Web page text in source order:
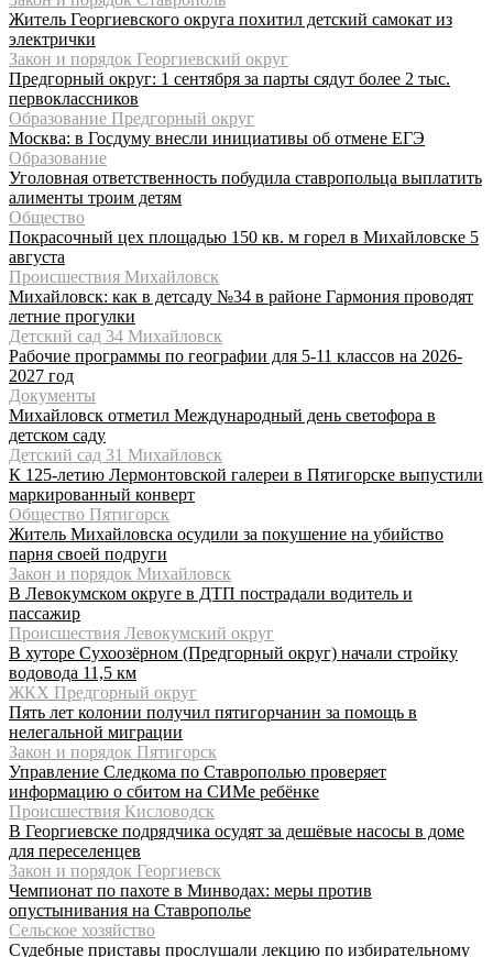
Житель Георгиевского округа похитил детский самокат из
электрички
Закон и порядок Георгиевский округ
Предгорный округ: 1 сентября за парты сядут более 2 тыс.
первоклассников
Образование Предгорный округ
Москва: в Госдуму внесли инициативы об отмене ЕГЭ
Образование
Уголовная ответственность побудила ставропольца выплатить
алименты троим детям
Общество
Покрасочный цех площадью 150 кв. м горел в Михайловске 5
августа
Происшествия Михайловск
Михайловск: как в детсаду №34 в районе Гармония проводят
летние прогулки
Детский сад 34 Михайловск
Рабочие программы по географии для 5-11 классов на 2026-
2027 год
Документы
Михайловск отметил Международный день светофора в
детском саду
Детский сад 31 Михайловск
К 125-летию Лермонтовской галереи в Пятигорске выпустили
маркированный конверт
Общество Пятигорск
Житель Михайловска осудили за покушение на убийство
парня своей подруги
Закон и порядок Михайловск
В Левокумском округе в ДТП пострадали водитель и
пассажир
Происшествия Левокумский округ
В хуторе Сухоозёрном (Предгорный округ) начали стройку
водовода 11,5 км
ЖКХ Предгорный округ
Пять лет колонии получил пятигорчанин за помощь в
нелегальной миграции
Закон и порядок Пятигорск
Управление Следкома по Ставрополью проверяет
информацию о сбитом на СИМе ребёнке
Происшествия Кисловодск
В Георгиевске подрядчика осудят за дешёвые насосы в доме
для переселенцев
Закон и порядок Георгиевск
Чемпионат по пахоте в Минводах: меры против
опустынивания на Ставрополье
Сельское хозяйство
Судебные приставы прослушали лекцию по избирательному